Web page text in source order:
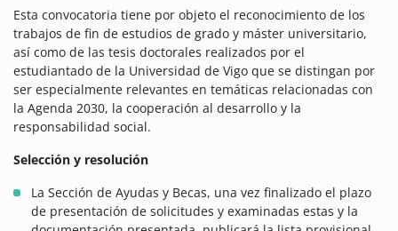
Esta convocatoria tiene por objeto el reconocimiento de los
trabajos de fin de estudios de grado y máster universitario,
así como de las tesis doctorales realizados por el
estudiantado de la Universidad de Vigo que se distingan por
ser especialmente relevantes en temáticas relacionadas con
la Agenda 2030, la cooperación al desarrollo y la
responsabilidad social.
Selección y resolución
La Sección de Ayudas y Becas, una vez finalizado el plazo
de presentación de solicitudes y examinadas estas y la